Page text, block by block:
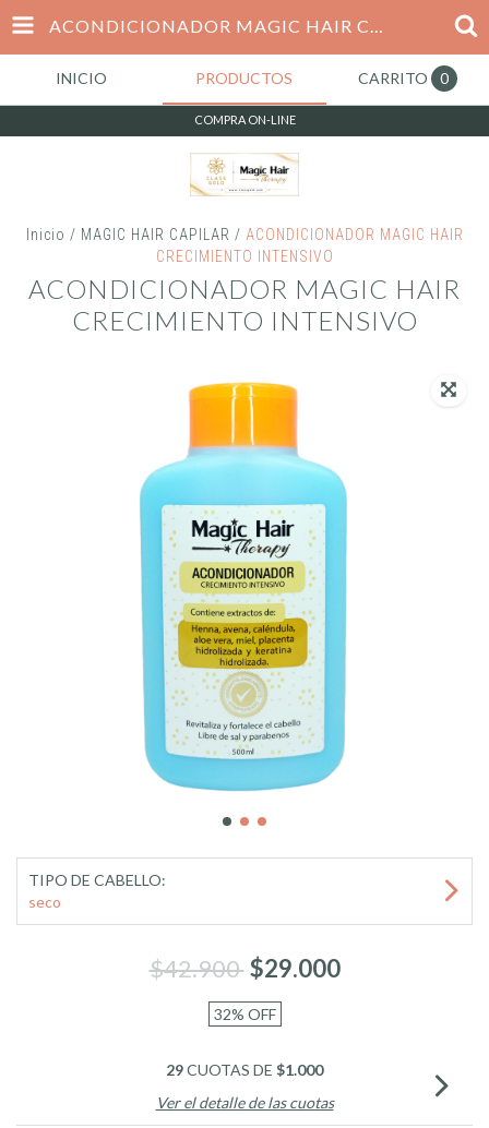
ACONDICIONADOR MAGIC HAIR CRECIMIENTO INTENSIVO
INICIO PRODUCTOS CARRITO 0
COMPRA ON-LINE
Inicio / MAGIC HAIR CAPILAR / ACONDICIONADOR MAGIC HAIR
CRECIMIENTO INTENSIVO
ACONDICIONADOR MAGIC HAIR
CRECIMIENTO INTENSIVO
TIPO DE CABELLO:
seco
$42.900 $29.000
32% OFF
29CUOTAS DE $1.000
Ver el detalle de las cuotas